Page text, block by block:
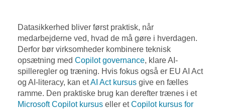
Datasikkerhed bliver først praktisk, når
medarbejderne ved, hvad de må gøre i hverdagen.
Derfor bør virksomheder kombinere teknisk
opsætning med Copilot governance, klare AI-
spilleregler og træning. Hvis fokus også er EU AI Act
og AI-literacy, kan etAI Act kursus give en fælles
ramme. Den praktiske brug kan derefter trænes i et
Microsoft Copilot kursus eller etCopilot kursus for